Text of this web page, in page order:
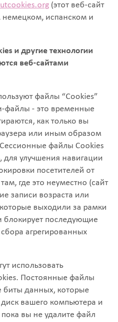
(этот веб-сайт
немецком, испанском и
и другие технологии
веб-сайтами
файлы “Cookies”
файлы - это временные
как только вы
или иным образом
файлы Cookies
для улучшения навигации
посетителей от
где это неуместно (сайт
записи возраста или
выходили за рамки
блокирует последующие
агрегированных
использовать
Постоянные файлы
биты данных, которые
вашего компьютера и
вы не удалите файл